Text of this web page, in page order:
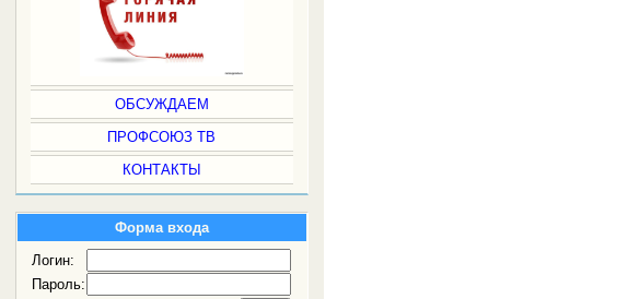
ОБСУЖДАЕМ
ПРОФСОЮЗ ТВ
КОНТАКТЫ
Форма входа
Логин:
Пароль: